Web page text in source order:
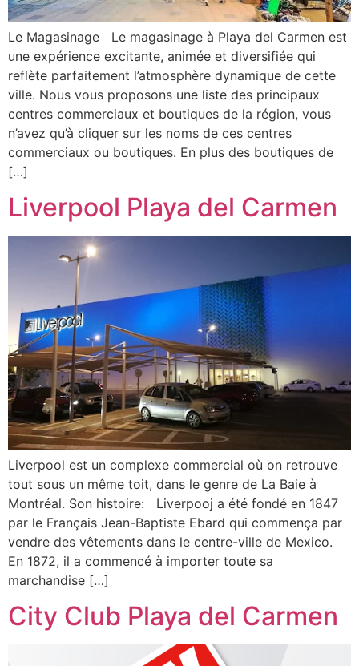
Le Magasinage Le magasinage à Playa del Carmen est
une expérience excitante, animée et diversifiée qui
reflète parfaitement l’atmosphère dynamique de cette
ville. Nous vous proposons une liste des principaux
centres commerciaux et boutiques de la région, vous
n’avez qu’à cliquer sur les noms de ces centres
commerciaux ou boutiques. En plus des boutiques de
[…]
Liverpool Playa del Carmen
Liverpool est un complexe commercial où on retrouve
tout sous un même toit, dans le genre de La Baie à
Montréal. Son histoire: Liverpooj a été fondé en 1847
par le Français Jean-Baptiste Ebard qui commença par
vendre des vêtements dans le centre-ville de Mexico.
En 1872, il a commencé à importer toute sa
marchandise […]
City Club Playa del Carmen